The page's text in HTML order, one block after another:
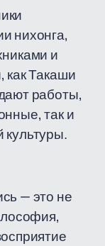
нихонга,
и
как Такаши
работы,
так и
культуры.
— это не